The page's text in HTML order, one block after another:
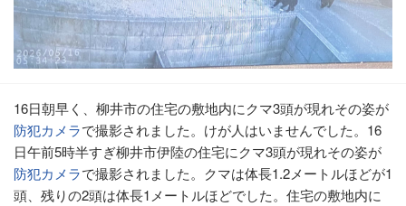
16日朝早く、柳井市の住宅の敷地内にクマ3頭が現れその姿が
防犯カメラで撮影されました。けが人はいませんでした。16
日午前5時半すぎ柳井市伊陸の住宅にクマ3頭が現れその姿が
防犯カメラで撮影されました。クマは体長1.2メートルほどが1
頭、残りの2頭は体長1メートルほどでした。住宅の敷地内に